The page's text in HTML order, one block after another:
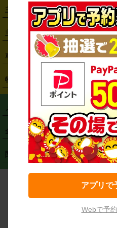
・ 栃木県 ・群馬県 ・山梨県 ・
・ 長野県 ・新潟県 ・富山県 ・
兵庫県 ・京都府 ・滋賀県 ・
岡山県 ・
愛媛県 高知県 ・
宮崎県 ・
・ 札幌駅 ・ 仙台駅 ・ 新宿駅 ・
横浜駅 ・川崎駅 ・大宮駅 ・
・ 大阪駅 ・難波駅 ・三宮駅 ・
・ ・那覇空港駅
主要空港から探す
・ 新千歳空港
成田空港
・ 中部国際空港セントレア
・ 大阪国際空港（伊丹空港）
・
・
・ 那覇空港
主要都市から探す
札幌市
・
静岡市
・ 名古屋市
大阪市
・ 神戸市
車種から探す
・コンパクトカー ・
ミニバン・ワンボックス ・高
・ 軽トラック・商用バン
トラック・バン (タウンエースバン
トラック・バン (ハイエースバン・
特徴から探す
ハイブリッド ・宅配レンタカー
・ 長期レンタル ・深夜時間帯レ
・ パーフェクト補償 ・スタッド
ニコパス(アプリ) ・国際運転
メニュー
トップページ ・はじめ
ベストレート保証 ・ 予約か
車種・料金 ・店舗を
・ 選ばれ
企業情報
会社概要 ・ニュース ・ フラ
特定商取引法に基づく表記 ・
関連サービス
カーリースなら「定額ニコノリ
超短期カーリースの「ニコリー
© NICONICO
アプリで
Webで予